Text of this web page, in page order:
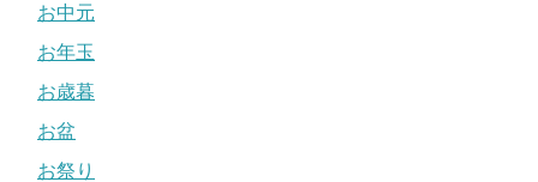
お中元
お年玉
お歳暮
お盆
お祭り